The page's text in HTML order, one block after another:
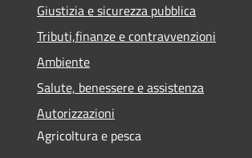
Giustizia e sicurezza pubblica
Tributi,finanze e contravvenzioni
Ambiente
Salute, benessere e assistenza
Autorizzazioni
Agricoltura e pesca